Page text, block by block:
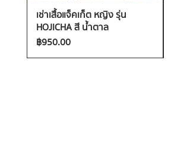
เช่าเสื้อแจ็คเก็ต หญิง รุ่น
HOJICHA สี น้ำตาล
ราคา
฿950.00